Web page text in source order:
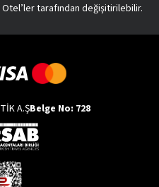
tarafından değişitirilebilir.
A.ŞBelge No: 728